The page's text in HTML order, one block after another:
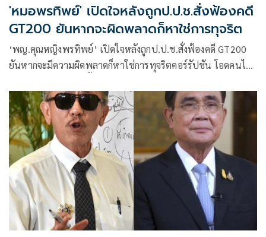
'หมอพรทิพย์' เปิดใจหลังถูกป.ป.ช.สั่งฟ้องคดี
GT200 ยันหากจะผิดพลาดก็หาใช่การทุจริต
‘พญ.คุณหญิงพรทิพย์’ เปิดใจหลังถูกป.ป.ช.สั่งฟ้องคดี GT200
ยันหากจะมีความผิดพลาดก็หาใช่การทุจริตคอร์รัปชัน โอดคนไม่
มีตลอดเวลา ลั่นจะท้อไม่ได้เด็ดขาด